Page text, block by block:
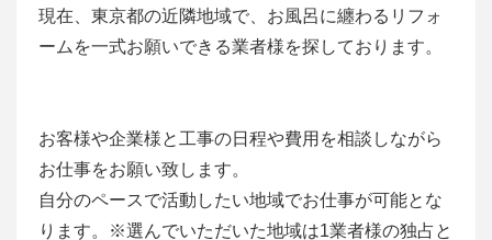
現在、東京都の近隣地域で、お風呂に纏わるリフォ
ームを一式お願いできる業者様を探しております。
お客様や企業様と工事の日程や費用を相談しながら
お仕事をお願い致します。
自分のペースで活動したい地域でお仕事が可能とな
ります。※選んでいただいた地域は1業者様の独占と